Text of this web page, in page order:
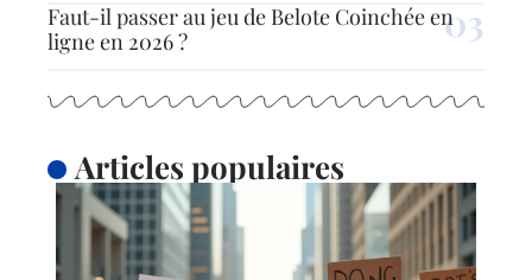
Faut-il passer au jeu de Belote Coinchée en
ligne en 2026 ?
Articles populaires